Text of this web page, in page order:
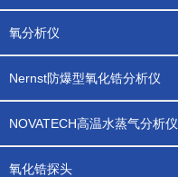
氧分析仪
Nernst防爆型氧化锆分析仪
NOVATECH高温水蒸气分析仪
氧化锆探头